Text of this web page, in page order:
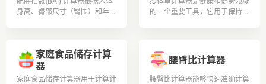
身高、臀部尺寸（臀围）和年龄
的一个重要工具，它用于保持身
家庭食品储存计算
器
家庭食品储存计算器用于计算计
腰臀比计算器
腰臀比计算器能够快速准确计算